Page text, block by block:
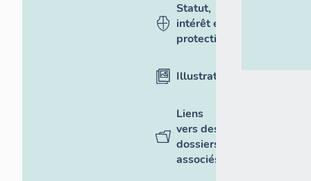
Statut,
intérêt et
protection
Illustrations
Liens
vers des
dossiers
associés